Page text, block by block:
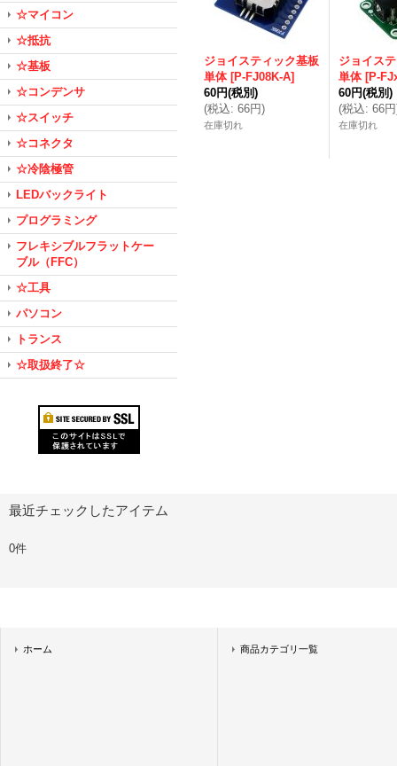
☆マイコン
☆抵抗
☆基板
☆コンデンサ
☆スイッチ
☆コネクタ
☆冷陰極管
LEDバックライト
プログラミング
フレキシブルフラットケー
ブル（FFC）
☆工具
パソコン
トランス
☆取扱終了☆
ジョイスティック基板
単体 [P-FJ08K-A]
60円(税別)
(税込: 66円)
在庫切れ
ジョイス
単体 [P-
60円(税別)
(税込: 66円
在庫切れ
最近チェックしたアイテム
0件
ホーム 商品カテゴリ一覧